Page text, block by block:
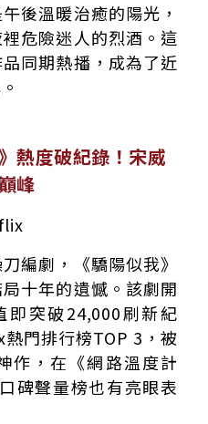
後溫暖治癒的陽光，
危險迷人的烈酒。這
同期熱播，成為了近
熱度破紀錄！宋威
峰
編劇，《驕陽似我》
十年的遺憾。該劇開
突破24,000刷新紀
門排行榜TOP 3，被
作，在《網路溫度計
碑聲量榜也有亮眼表